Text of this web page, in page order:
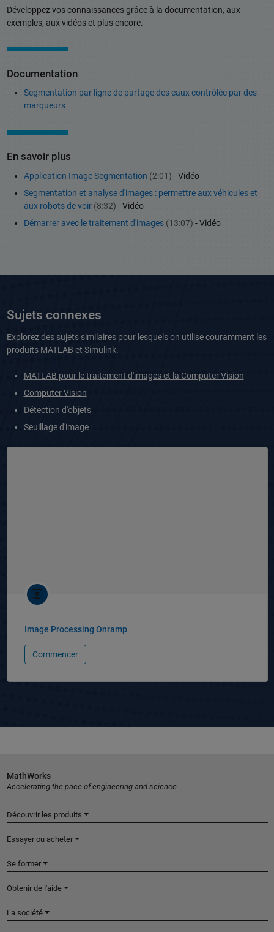
Développez vos connaissances grâce à la documentation, aux
exemples, aux vidéos et plus encore.
Documentation
Segmentation par ligne de partage des eaux contrôlée par des
marqueurs
En savoir plus
Application Image Segmentation (2:01) - Vidéo
Segmentation et analyse d'images : permettre aux véhicules et
aux robots de voir(8:32) - Vidéo
Démarrer avec le traitement d'images(13:07) - Vidéo
Sujets connexes
Explorez des sujets similaires pour lesquels on utilise couramment les
produits MATLAB et Simulink.
MATLAB pour le traitement d'images et la Computer Vision
Computer Vision
Détection d'objets
Seuillage d'image
Image Processing Onramp
Commencer
MathWorks
Accelerating the pace of engineering and science
Découvrir les produits
Essayer ou acheter
Se former
Obtenir de l'aide
La société